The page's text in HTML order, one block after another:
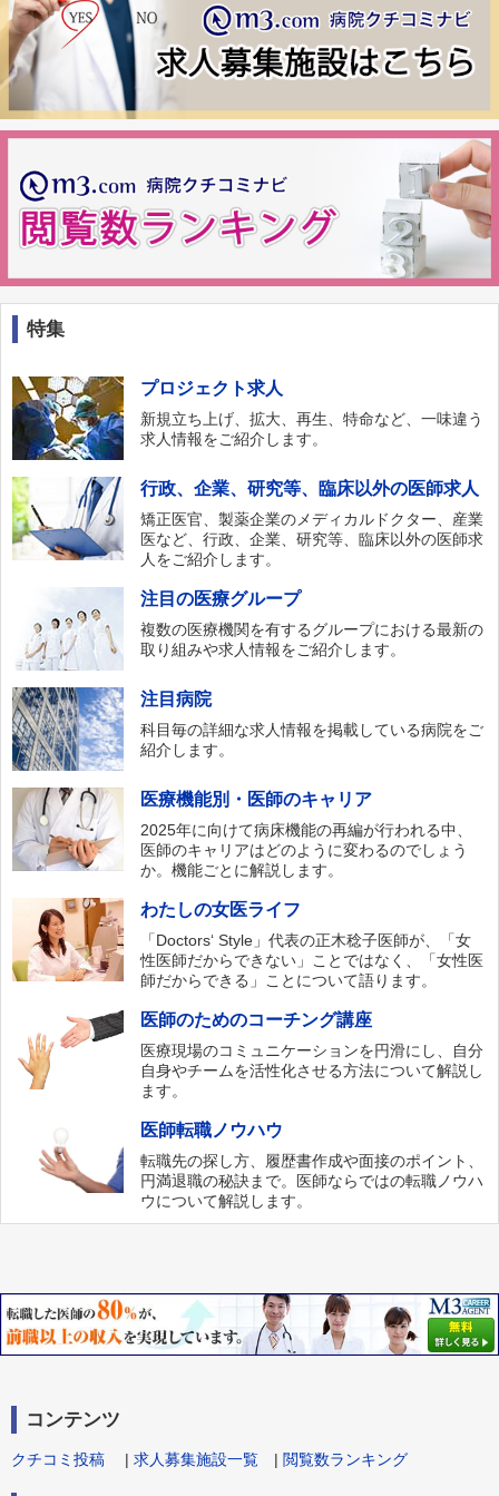
特集
プロジェクト求人
新規立ち上げ、拡大、再生、特命など、一味違う
求人情報をご紹介します。
行政、企業、研究等、臨床以外の医師求人
矯正医官、製薬企業のメディカルドクター、産業
医など、行政、企業、研究等、臨床以外の医師求
人をご紹介します。
注目の医療グループ
複数の医療機関を有するグループにおける最新の
取り組みや求人情報をご紹介します。
注目病院
科目毎の詳細な求人情報を掲載している病院をご
紹介します。
医療機能別・医師のキャリア
2025年に向けて病床機能の再編が行われる中、
医師のキャリアはどのように変わるのでしょう
か。機能ごとに解説します。
わたしの女医ライフ
「Doctors‘ Style」代表の正木稔子医師が、「女
性医師だからできない」ことではなく、「女性医
師だからできる」ことについて語ります。
医師のためのコーチング講座
医療現場のコミュニケーションを円滑にし、自分
自身やチームを活性化させる方法について解説し
ます。
医師転職ノウハウ
転職先の探し方、履歴書作成や面接のポイント、
円満退職の秘訣まで。医師ならではの転職ノウハ
ウについて解説します。
コンテンツ
クチコミ投稿 | 求人募集施設一覧 | 閲覧数ランキング